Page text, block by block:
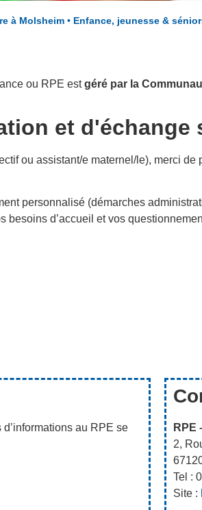
à Molsheim • Enfance, jeunesse &
ou RPE estgéré par la
et
ou assistant/e maternel/le), merci de
personnalisé (démarches
besoins d’accueil et vos
au RPE se
RPE
2,
Tel :
Site :